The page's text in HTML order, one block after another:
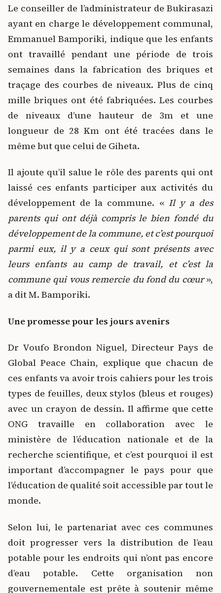
Le conseiller de l’administrateur de Bukirasazi
ayant en charge le développement communal,
Emmanuel Bamporiki, indique que les enfants
ont travaillé pendant une période de trois
semaines dans la fabrication des briques et
traçage des courbes de niveaux. Plus de cinq
mille briques ont été fabriquées. Les courbes
de niveaux d’une hauteur de 3m et une
longueur de 28 Km ont été tracées dans le
même but que celui de Giheta.
Il ajoute qu’il salue le rôle des parents qui ont
laissé ces enfants participer aux activités du
développement de la commune. « Il y a des
parents qui ont déjà compris le bien fondé du
développement de la commune, et c’est pourquoi
parmi eux, il y a ceux qui sont présents avec
leurs enfants au camp de travail, et c’est la
commune qui vous remercie du fond du cœur»,
a dit M. Bamporiki.
Une promesse pour les jours avenirs
Dr Voufo Brondon Niguel, Directeur Pays de
Global Peace Chain, explique que chacun de
ces enfants va avoir trois cahiers pour les trois
types de feuilles, deux stylos (bleus et rouges)
avec un crayon de dessin. Il affirme que cette
ONG travaille en collaboration avec le
ministère de l’éducation nationale et de la
recherche scientifique, et c’est pourquoi il est
important d’accompagner le pays pour que
l’éducation de qualité soit accessible par tout le
monde.
Selon lui, le partenariat avec ces communes
doit progresser vers la distribution de l’eau
potable pour les endroits qui n’ont pas encore
d’eau potable. Cette organisation non
gouvernementale est prête à soutenir même